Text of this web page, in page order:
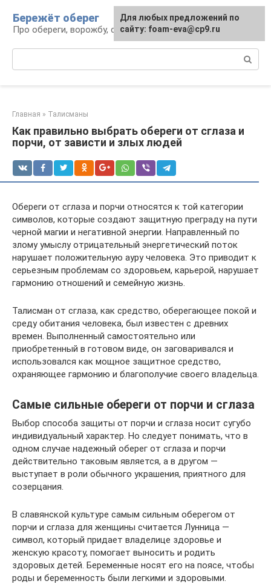
контенту
Бережёт оберег
Про обереги, ворожбу, сны и гадания
Главная » Талисманы
Как правильно выбрать обереги от сглаза и
порчи, от зависти и злых людей
Обереги от сглаза и порчи относятся к той категории
символов, которые создают защитную преграду на пути
черной магии и негативной энергии. Направленный по
злому умыслу отрицательный энергетический поток
нарушает положительную ауру человека. Это приводит к
серьезным проблемам со здоровьем, карьерой, нарушает
гармонию отношений и семейную жизнь.
Талисман от сглаза, как средство, оберегающее покой и
среду обитания человека, был известен с древних
времен. Выполненный самостоятельно или
приобретенный в готовом виде, он заговаривался и
использовался как мощное защитное средство,
охраняющее гармонию и благополучие своего владельца.
Самые сильные обереги от порчи и сглаза
Выбор способа защиты от порчи и сглаза носит сугубо
индивидуальный характер. Но следует понимать, что в
одном случае надежный оберег от сглаза и порчи
действительно таковым является, а в другом —
выступает в роли обычного украшения, приятного для
созерцания.
В славянской культуре самым сильным оберегом от
порчи и сглаза для женщины считается Лунница —
символ, который придает владелице здоровье и
женскую красоту, помогает выносить и родить
здоровых детей. Беременные носят его на поясе, чтобы
роды и беременность были легкими и здоровыми.
Для любых предложений по
сайту: foam-eva@cp9.ru